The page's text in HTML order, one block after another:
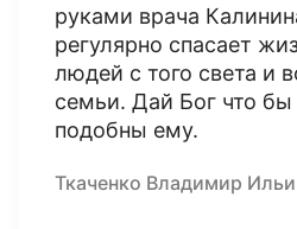
руками врача
регулярно спасает
людей с того света и
семьи. Дай Бог что
подобны ему.
Ткаченко Владимир